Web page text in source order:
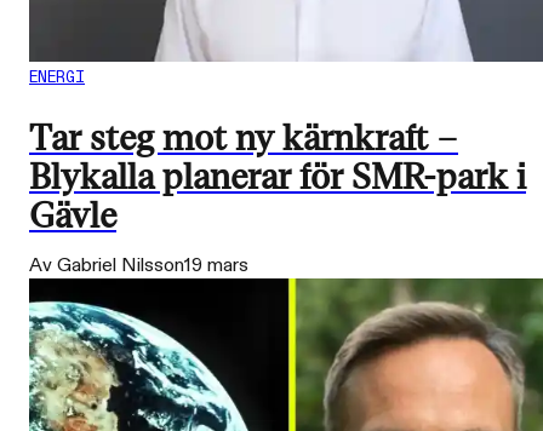
ENERGI
Tar steg mot ny kärnkraft –
Blykalla planerar för SMR-park i
Gävle
Av Gabriel Nilsson19 mars